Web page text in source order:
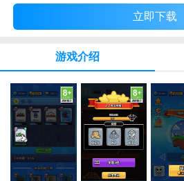
立即下载
游戏介绍